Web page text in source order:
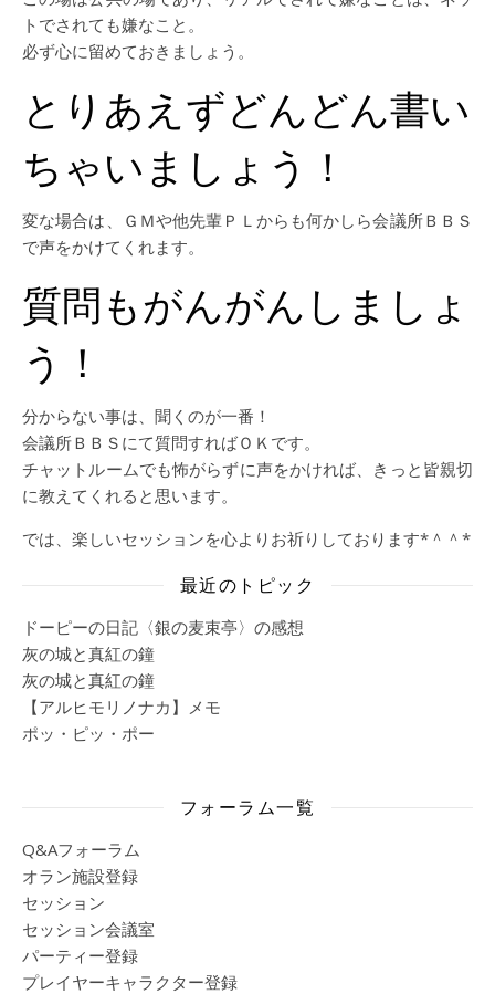
トでされても嫌なこと。
必ず心に留めておきましょう。
とりあえずどんどん書い
ちゃいましょう！
変な場合は、ＧＭや他先輩ＰＬからも何かしら会議所ＢＢＳ
で声をかけてくれます。
質問もがんがんしましょ
う！
分からない事は、聞くのが一番！
会議所ＢＢＳにて質問すればＯＫです。
チャットルームでも怖がらずに声をかければ、きっと皆親切
に教えてくれると思います。
では、楽しいセッションを心よりお祈りしております*＾＾*
最近のトピック
ドーピーの日記〈銀の麦束亭〉の感想
灰の城と真紅の鐘
灰の城と真紅の鐘
【アルヒモリノナカ】メモ
ポッ・ピッ・ポー
フォーラム一覧
Q&Aフォーラム
オラン施設登録
セッション
セッション会議室
パーティー登録
プレイヤーキャラクター登録